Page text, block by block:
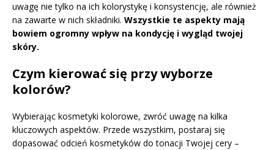
uwagę nie tylko na ich kolorystykę i konsystencję, ale również
na zawarte w nich składniki. Wszystkie te aspekty mają
bowiem ogromny wpływ na kondycję i wygląd twojej
skóry.
Czym kierować się przy wyborze
kolorów?
Wybierając kosmetyki kolorowe, zwróć uwagę na kilka
kluczowych aspektów. Przede wszystkim, postaraj się
dopasować odcień kosmetyków do tonacji Twojej cery –